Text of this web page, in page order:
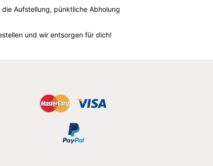
Aufstellung, pünktliche Abholung
und wir entsorgen für dich!